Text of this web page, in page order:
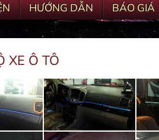
HƯỚNG DẪN BÁO GIÁ
XE Ô TÔ